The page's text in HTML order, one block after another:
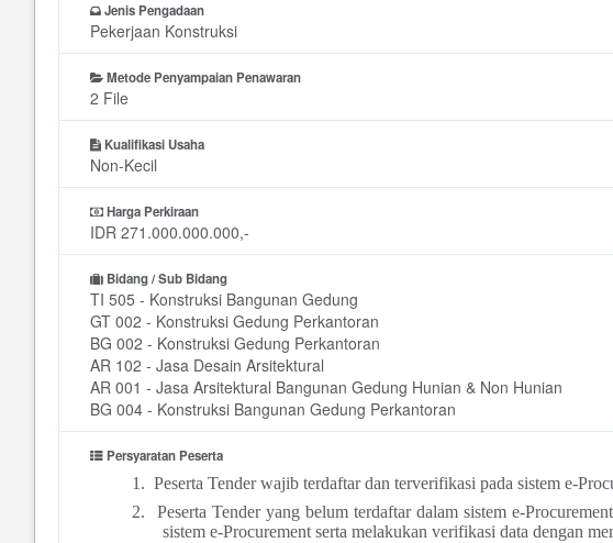
Jenis Pengadaan
Pekerjaan Konstruksi
Metode Penyampaian Penawaran
2 File
Kualifikasi Usaha
Non-Kecil
Harga Perkiraan
IDR 271.000.000.000,-
Bidang / Sub Bidang
TI 505 - Konstruksi Bangunan Gedung
GT 002 - Konstruksi Gedung Perkantoran
BG 002 - Konstruksi Gedung Perkantoran
AR 102 - Jasa Desain Arsitektural
AR 001 - Jasa Arsitektural Bangunan Gedung Hunian & Non Hunian
BG 004 - Konstruksi Bangunan Gedung Perkantoran
Persyaratan Peserta
1. Peserta Tender wajib terdaftar dan terverifikasi pada sistem e-
2.
Peserta Tender yang belum terdaftar dalam sistem e-
sistem e-Procurement serta melakukan verifikasi data dengan